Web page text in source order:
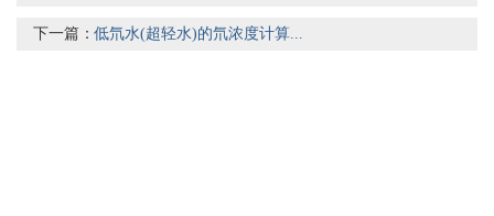
下一篇：低氘水(超轻水)的氘浓度计算...